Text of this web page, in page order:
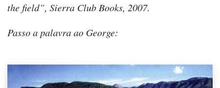
the field”, Sierra Club Books, 2007.
Passo a palavra ao George: